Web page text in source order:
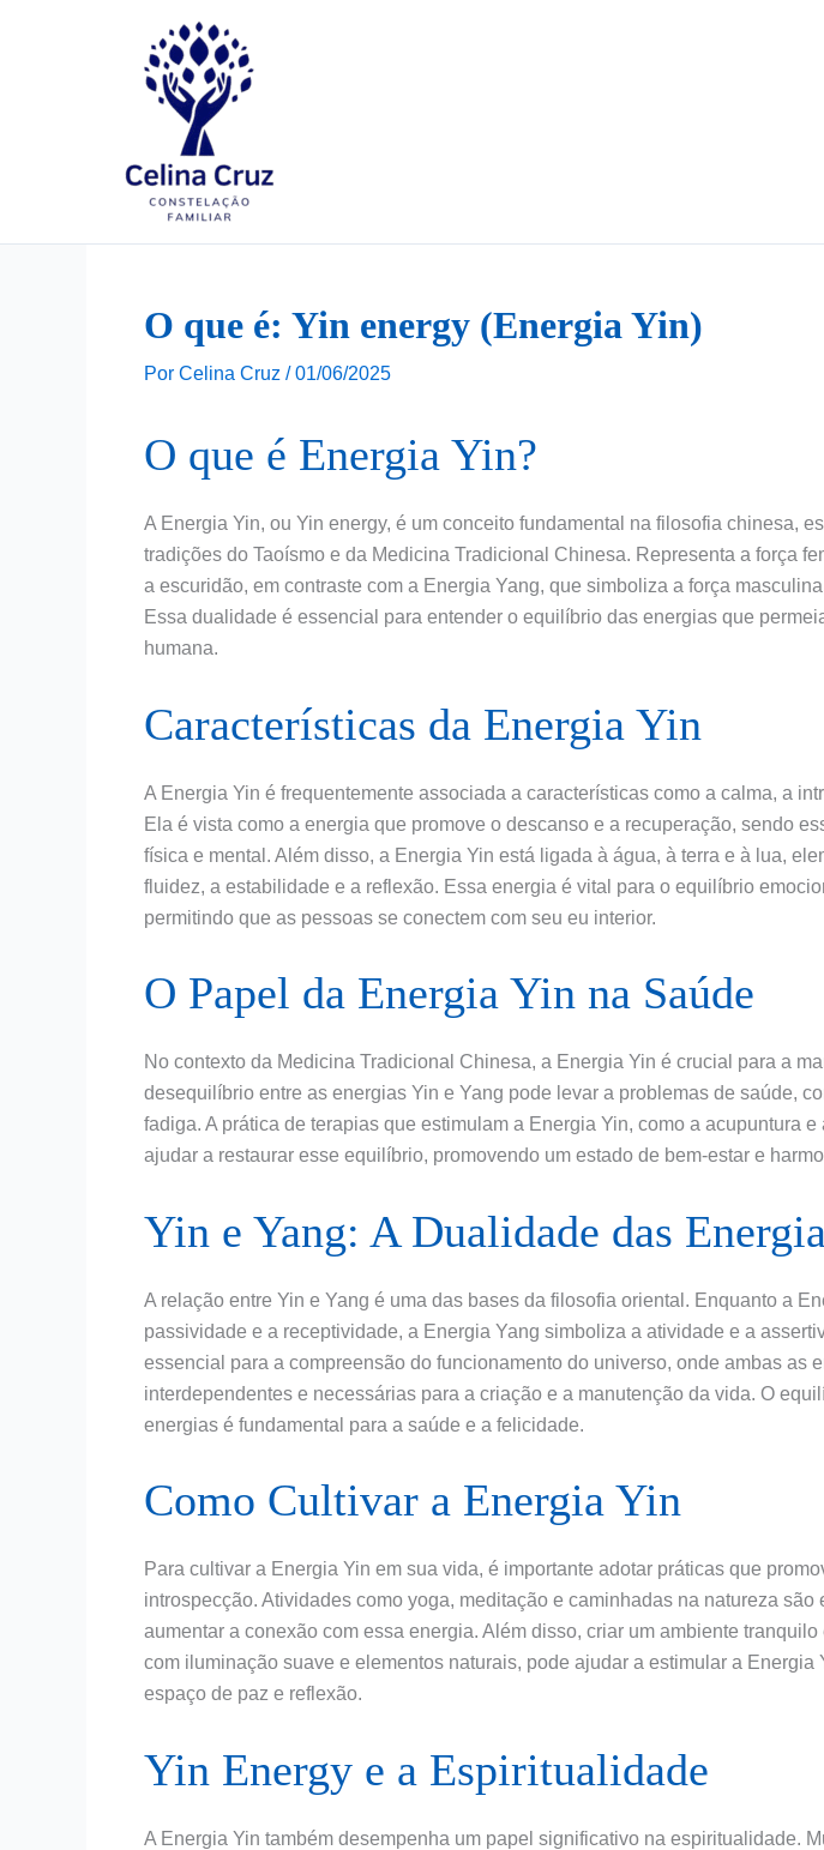
O que é: Yin energy (Energia Yin)
Por Celina Cruz /01/06/2025
O que é Energia Yin?
A Energia Yin, ou Yin energy, é um conceito fundamental na filosofia chinesa,
tradições do Taoísmo e da Medicina Tradicional Chinesa. Representa a força
a escuridão, em contraste com a Energia Yang, que simboliza a força
Essa dualidade é essencial para entender o equilíbrio das energias que
humana.
Características da Energia Yin
A Energia Yin é frequentemente associada a características como a calma, a
Ela é vista como a energia que promove o descanso e a recuperação, sendo
física e mental. Além disso, a Energia Yin está ligada à água, à terra e à lua,
fluidez, a estabilidade e a reflexão. Essa energia é vital para o equilíbrio
permitindo que as pessoas se conectem com seu eu interior.
O Papel da Energia Yin na Saúde
No contexto da Medicina Tradicional Chinesa, a Energia Yin é crucial para a
desequilíbrio entre as energias Yin e Yang pode levar a problemas de saúde,
fadiga. A prática de terapias que estimulam a Energia Yin, como a acupuntura e
ajudar a restaurar esse equilíbrio, promovendo um estado de bem-estar e
Yin e Yang: A Dualidade das
A relação entre Yin e Yang é uma das bases da filosofia oriental. Enquanto a
passividade e a receptividade, a Energia Yang simboliza a atividade e a
essencial para a compreensão do funcionamento do universo, onde ambas as
interdependentes e necessárias para a criação e a manutenção da vida. O
energias é fundamental para a saúde e a felicidade.
Como Cultivar a Energia Yin
Para cultivar a Energia Yin em sua vida, é importante adotar práticas que
introspecção. Atividades como yoga, meditação e caminhadas na natureza são
aumentar a conexão com essa energia. Além disso, criar um ambiente
com iluminação suave e elementos naturais, pode ajudar a estimular a Energia
espaço de paz e reflexão.
Yin Energy e a Espiritualidade
A Energia Yin também desempenha um papel significativo na espiritualidade.